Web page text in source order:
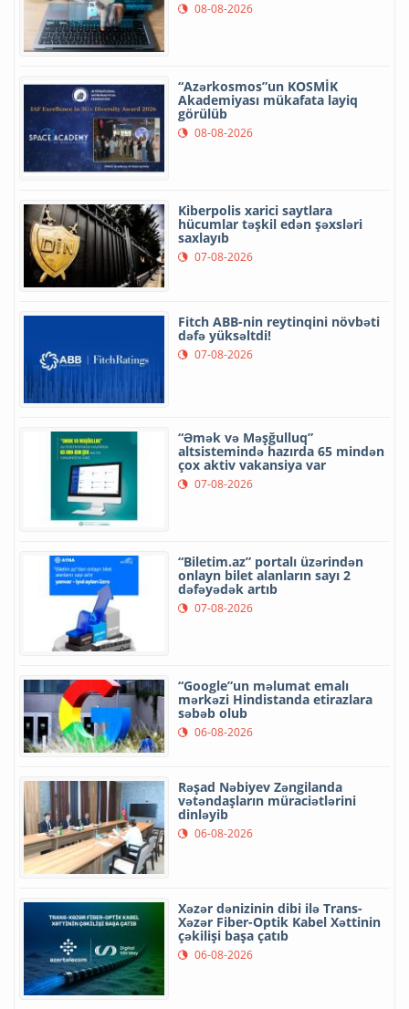
08-08-2026
“Azərkosmos”un KOSMİK
Akademiyası mükafata layiq
görülüb
08-08-2026
Kiberpolis xarici saytlara
hücumlar təşkil edən şəxsləri
saxlayıb
07-08-2026
Fitch ABB-nin reytinqini növbəti
dəfə yüksəltdi!
07-08-2026
“Əmək və Məşğulluq”
altsistemində hazırda 65 mindən
çox aktiv vakansiya var
07-08-2026
“Biletim.az” portalı üzərindən
onlayn bilet alanların sayı 2
dəfəyədək artıb
07-08-2026
“Google”un məlumat emalı
mərkəzi Hindistanda etirazlara
səbəb olub
06-08-2026
Rəşad Nəbiyev Zəngilanda
vətəndaşların müraciətlərini
dinləyib
06-08-2026
Xəzər dənizinin dibi ilə Trans-
Xəzər Fiber-Optik Kabel Xəttinin
çəkilişi başa çatıb
06-08-2026